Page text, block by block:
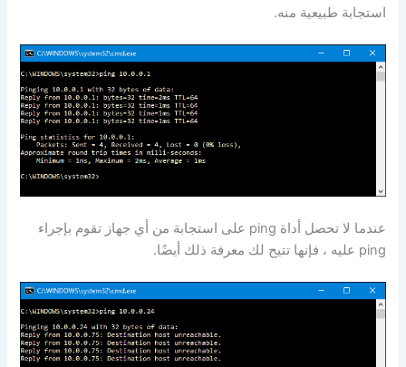
استجابة طبيعية منه.
عندما لا تحصل أداة ping على استجابة من أي جهاز تقوم بإجراء
ping عليه ، فإنها تتيح لك معرفة ذلك أيضًا.